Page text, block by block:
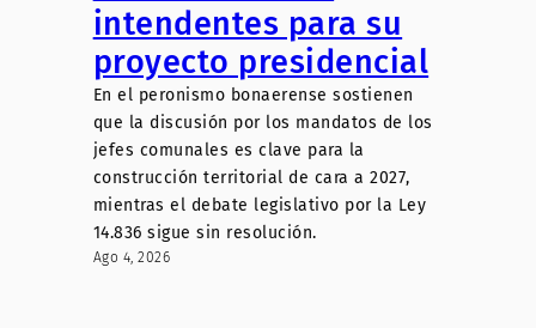
intendentes para su
proyecto presidencial
En el peronismo bonaerense sostienen
que la discusión por los mandatos de los
jefes comunales es clave para la
construcción territorial de cara a 2027,
mientras el debate legislativo por la Ley
14.836 sigue sin resolución.
Ago 4, 2026